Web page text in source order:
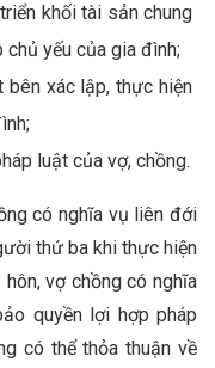
khối tài sản chung
chủ yếu của gia đình;
xác lập, thực hiện
luật của vợ, chồng.
có nghĩa vụ liên đới
thứ ba khi thực hiện
vợ chồng có nghĩa
quyền lợi hợp pháp
có thể thỏa thuận về